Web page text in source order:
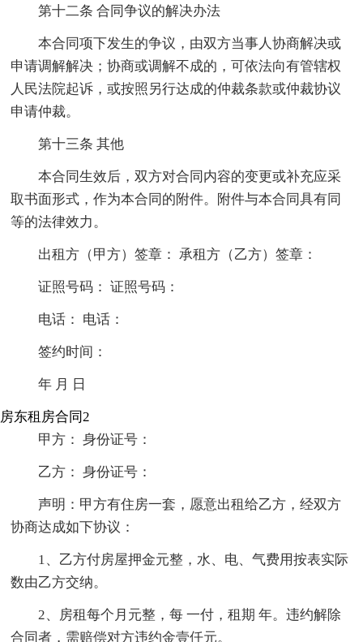
第十二条 合同争议的解决办法
本合同项下发生的争议，由双方当事人协商解决或
申请调解解决；协商或调解不成的，可依法向有管辖权
人民法院起诉，或按照另行达成的仲裁条款或仲裁协议
申请仲裁。
第十三条 其他
本合同生效后，双方对合同内容的变更或补充应采
取书面形式，作为本合同的附件。附件与本合同具有同
等的法律效力。
出租方（甲方）签章： 承租方（乙方）签章：
证照号码： 证照号码：
电话： 电话：
签约时间：
年 月 日
房东租房合同2
甲方： 身份证号：
乙方： 身份证号：
声明：甲方有住房一套，愿意出租给乙方，经双方
协商达成如下协议：
1、乙方付房屋押金元整，水、电、气费用按表实际
数由乙方交纳。
2、房租每个月元整，每 一付，租期 年。违约解除
合同者，需赔偿对方违约金壹仟元。